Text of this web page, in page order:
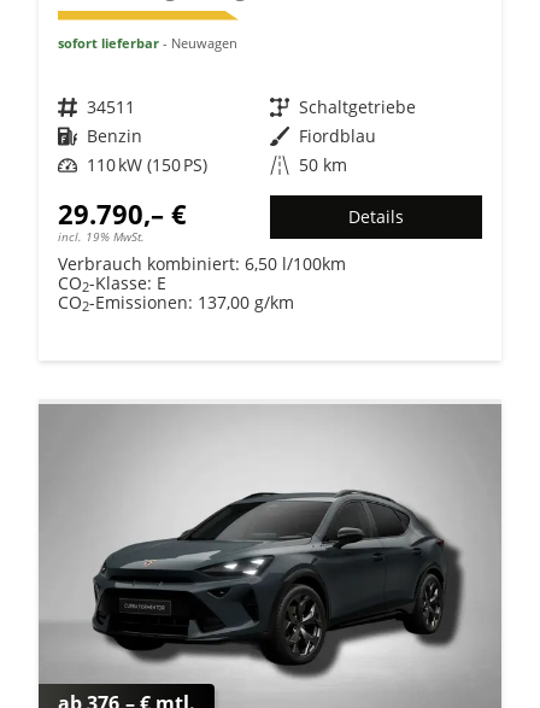
sofort lieferbar Neuwagen
Fahrzeugnr. 34511 Getriebe Schaltgetriebe
Kraftstoff Benzin Außenfarbe Fiordblau
Leistung 110 kW (150 PS) Kilometerstand 50 km
29.790,– €
incl. 19% MwSt.
Details
Verbrauch kombiniert: 6,50 l/100km
CO2-Klasse: E
CO2-Emissionen: 137,00 g/km